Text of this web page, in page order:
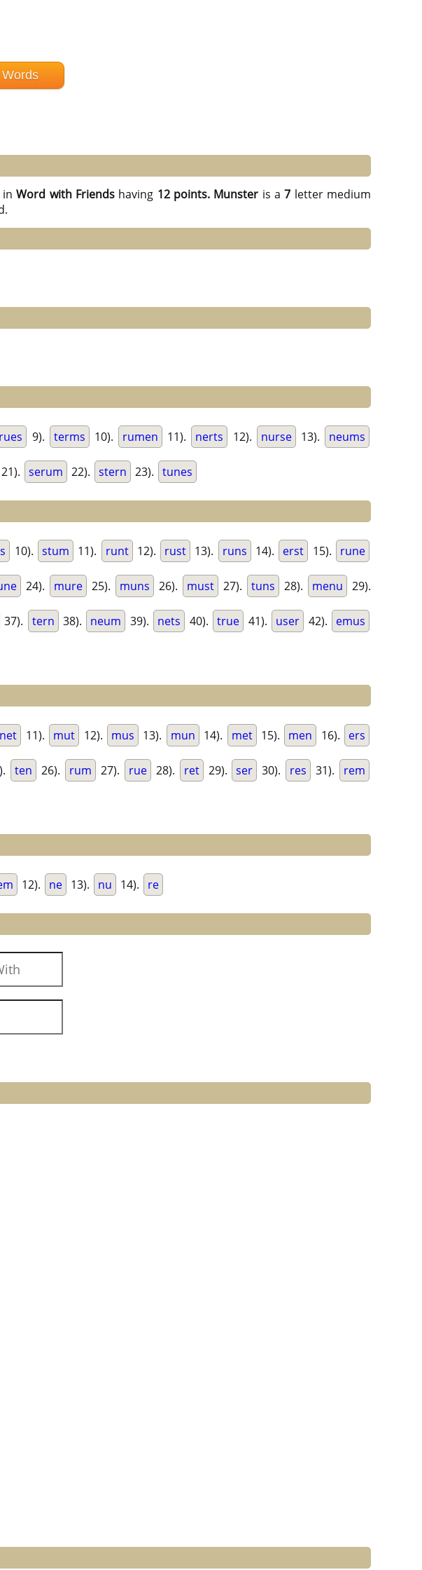
inWord with Friends having 12 points. Munster is a7 letter medium
9). terms 10). rumen 11). nerts 12). nurse 13). neums
21). serum 22). stern 23). tunes
10). stum 11). runt 12). rust 13). runs 14). erst 15). rune
24). mure 25). muns 26). must 27). tuns 28). menu 29).
37). tern 38). neum 39). nets 40). true 41). user 42). emus
net 11). mut 12). mus 13). mun 14). met 15). men 16). ers
ten 26). rum 27). rue 28). ret 29). ser 30). res 31). rem
12). ne 13). nu 14). re